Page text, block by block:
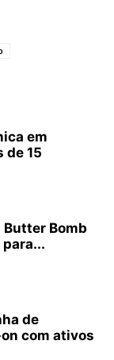
em
de 15
Bomb
de
com ativos